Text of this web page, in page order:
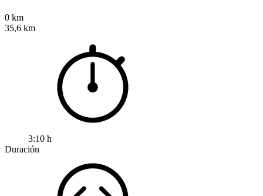
0 km
35,6 km
3:10 h
Duración